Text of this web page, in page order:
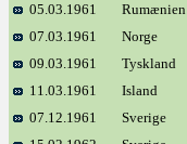
05.03.1961
Rumænien
07.03.1961
Norge
09.03.1961
Tyskland
11.03.1961
Island
07.12.1961
Sverige